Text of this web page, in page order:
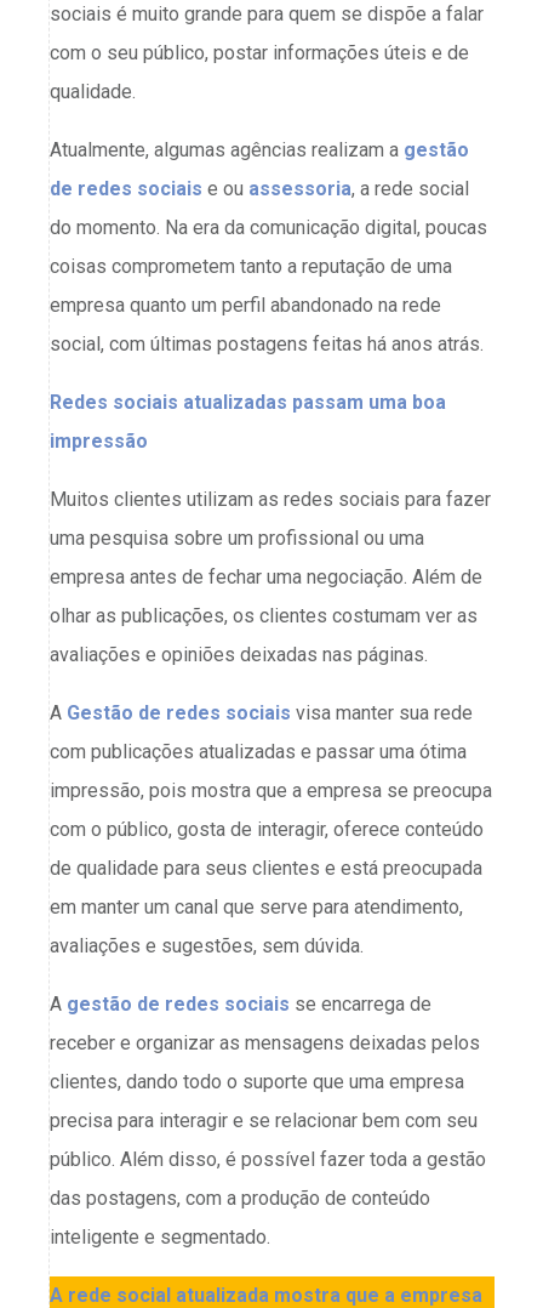
sociais é muito grande para quem se dispõe a falar
com o seu público, postar informações úteis e de
qualidade.
Atualmente, algumas agências realizam a gestão
de redes sociais e ou assessoria, a rede social
do momento. Na era da comunicação digital, poucas
coisas comprometem tanto a reputação de uma
empresa quanto um perfil abandonado na rede
social, com últimas postagens feitas há anos atrás.
Redes sociais atualizadas passam uma boa
impressão
Muitos clientes utilizam as redes sociais para fazer
uma pesquisa sobre um profissional ou uma
empresa antes de fechar uma negociação. Além de
olhar as publicações, os clientes costumam ver as
avaliações e opiniões deixadas nas páginas.
A Gestão de redes sociais visa manter sua rede
com publicações atualizadas e passar uma ótima
impressão, pois mostra que a empresa se preocupa
com o público, gosta de interagir, oferece conteúdo
de qualidade para seus clientes e está preocupada
em manter um canal que serve para atendimento,
avaliações e sugestões, sem dúvida.
A gestão de redes sociais se encarrega de
receber e organizar as mensagens deixadas pelos
clientes, dando todo o suporte que uma empresa
precisa para interagir e se relacionar bem com seu
público. Além disso, é possível fazer toda a gestão
das postagens, com a produção de conteúdo
inteligente e segmentado.
A rede social atualizada mostra que a empresa